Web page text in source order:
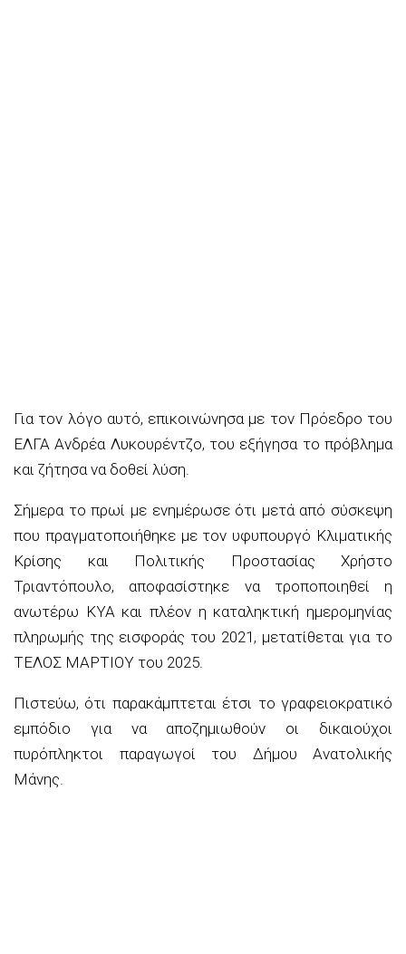
Για τον λόγο αυτό, επικοινώνησα με τον Πρόεδρο του
ΕΛΓΑ Ανδρέα Λυκουρέντζο, του εξήγησα το πρόβλημα
και ζήτησα να δοθεί λύση.
Σήμερα το πρωί με ενημέρωσε ότι μετά από σύσκεψη
που πραγματοποιήθηκε με τον υφυπουργό Κλιματικής
Κρίσης και Πολιτικής Προστασίας Χρήστο
Τριαντόπουλο, αποφασίστηκε να τροποποιηθεί η
ανωτέρω ΚΥΑ και πλέον η καταληκτική ημερομηνίας
πληρωμής της εισφοράς του 2021, μετατίθεται για το
ΤΕΛΟΣ ΜΑΡΤΙΟΥ του 2025.
Πιστεύω, ότι παρακάμπτεται έτσι το γραφειοκρατικό
εμπόδιο για να αποζημιωθούν οι δικαιούχοι
πυρόπληκτοι παραγωγοί του Δήμου Ανατολικής
Μάνης.